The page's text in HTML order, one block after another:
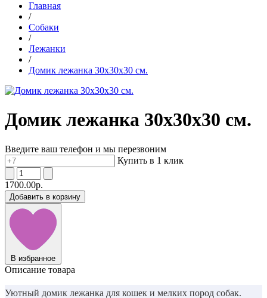
Главная
/
Собаки
/
Лежанки
/
Домик лежанка 30х30х30 см.
Домик лежанка 30х30х30 см.
Введите ваш телефон и мы перезвоним
Купить в 1 клик
1700.00р.
Добавить в корзину
В избранное
Описание товара
Уютный домик лежанка для кошек и мелких пород собак.